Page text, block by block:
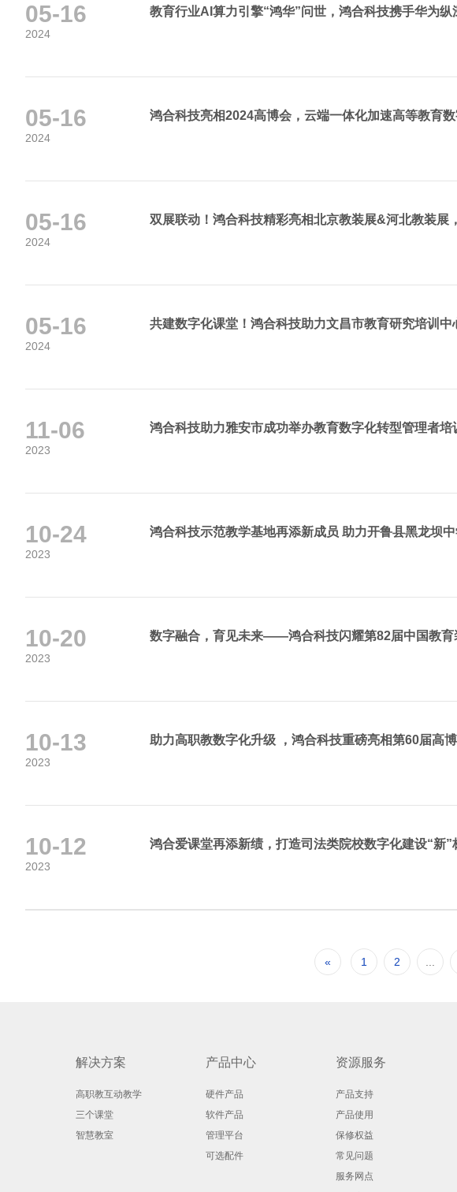
05-16
2024
教育行业AI算力引擎“鸿华”问世，鸿合科技携手华为纵
05-16
2024
鸿合科技亮相2024高博会，云端一体化加速高等教育
05-16
2024
双展联动！鸿合科技精彩亮相北京教装展&河北教装展
05-16
2024
共建数字化课堂！鸿合科技助力文昌市教育研究培训中
11-06
2023
鸿合科技助力雅安市成功举办教育数字化转型管理者培
10-24
2023
鸿合科技示范教学基地再添新成员 助力开鲁县黑龙坝
10-20
2023
数字融合，育见未来——鸿合科技闪耀第82届中国教育
10-13
2023
助力高职教数字化升级 ，鸿合科技重磅亮相第60届高
10-12
2023
鸿合爱课堂再添新绩，打造司法类院校数字化建设“新”
« 1 2
解决方案
高职教互动教学
三个课堂
智慧教室
产品中心
硬件产品
软件产品
管理平台
可选配件
资源服务
产品支持
产品使用
保修权益
常见问题
服务网点